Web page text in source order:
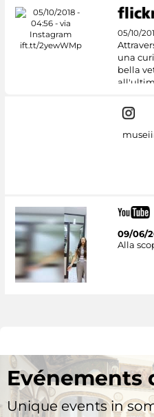
05/10/
una
bella
09/06/
Alla
Evénements
Unique events in